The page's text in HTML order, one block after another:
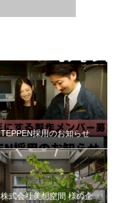
TEPPEN採用のお知らせ
株式会社美想空間 様の企